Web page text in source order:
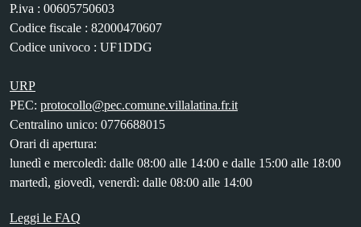
P.iva : 00605750603
Codice fiscale : 82000470607
Codice univoco : UF1DDG
URP
PEC: protocollo@pec.comune.villalatina.fr.it
Centralino unico: 0776688015
Orari di apertura:
lunedì e mercoledì: dalle 08:00 alle 14:00 e dalle 15:00 alle 18:00
martedì, giovedì, venerdì: dalle 08:00 alle 14:00
Leggi le FAQ